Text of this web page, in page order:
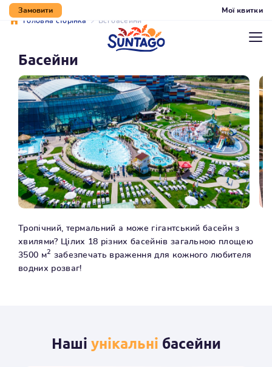
Перейти до меню
Перейти до вмісту
Перейти до нижнього
Мої квитки
Замовити
Головна сторінка
Всі басейни
Басейни
Тропічний, термальний а може гігантський басейн з
хвилями? Цілих 18 різних басейнів загальною площею
3500 м2 забезпечать враження для кожного любителя
водних розваг!
Наші унікальні басейни